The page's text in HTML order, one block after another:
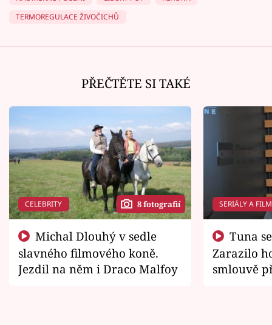
TERMOREGULACE ŽIVOČICHŮ
PŘEČTĚTE SI TAKÉ
CELEBRITY 8 fotografií
slavného filmového koně.
Jezdil na něm i Draco Malfoy
SERIÁLY A
Zarazilo
smlouvě